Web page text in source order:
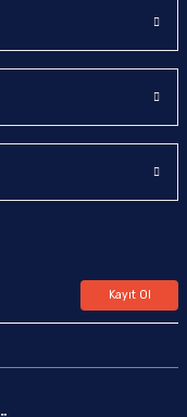
Kayıt Ol